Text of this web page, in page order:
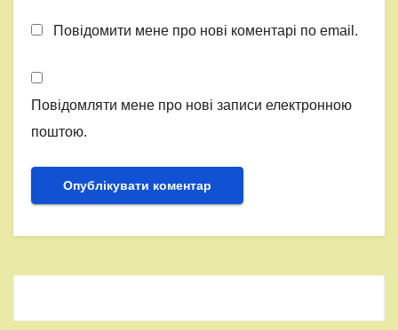
Повідомити мене про нові коментарі по email.
Повідомляти мене про нові записи електронною
поштою.